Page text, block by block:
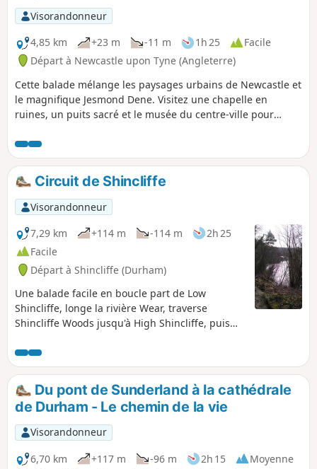
Visorandonneur
4,85 km
+23 m -11 m 1h 25
Facile
Départ à Newcastle upon Tyne (Angleterre)
Cette balade mélange les paysages urbains de Newcastle et
le magnifique Jesmond Dene. Visitez une chapelle en
ruines, un puits sacré et le musée du centre-ville pour
Circuit de Shincliffe
Visorandonneur
7,29 km
+114 m -114 m
2h 25
Facile
Départ à Shincliffe (Durham)
Une balade facile en boucle part de Low
Shincliffe, longe la rivière Wear, traverse
Shincliffe Woods jusqu'à High Shincliffe, puis
Du pont de Sunderland à la cathédrale
de Durham - Le chemin de la vie
Visorandonneur
6,70 km
+117 m -96 m 2h 15
Moyenne